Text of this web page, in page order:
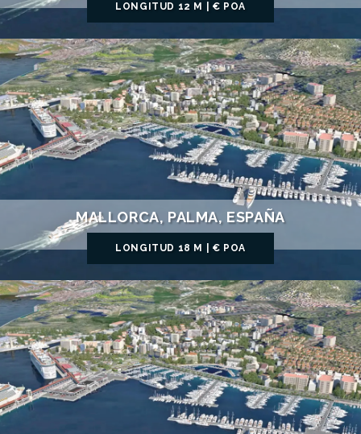
LONGITUD 12 M | € POA
MALLORCA, PALMA, ESPAÑA
LONGITUD 18 M | € POA